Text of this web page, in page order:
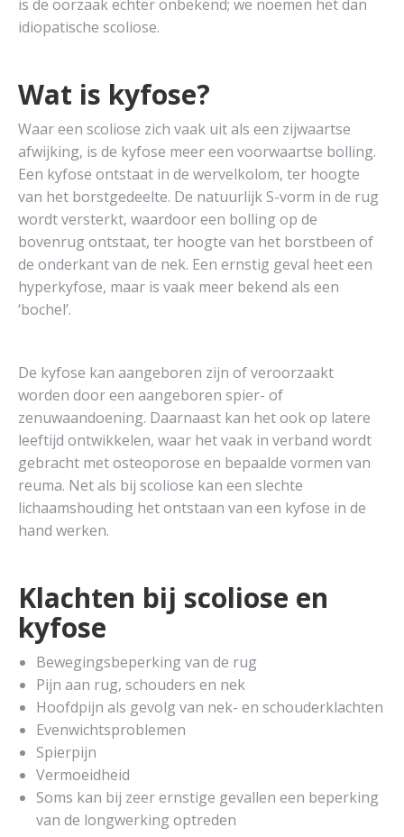
is de oorzaak echter onbekend; we noemen het dan
idiopatische scoliose.
Wat is kyfose?
Waar een scoliose zich vaak uit als een zijwaartse
afwijking, is de kyfose meer een voorwaartse bolling.
Een kyfose ontstaat in de wervelkolom, ter hoogte
van het borstgedeelte. De natuurlijk S-vorm in de rug
wordt versterkt, waardoor een bolling op de
bovenrug ontstaat, ter hoogte van het borstbeen of
de onderkant van de nek. Een ernstig geval heet een
hyperkyfose, maar is vaak meer bekend als een
‘bochel’.
De kyfose kan aangeboren zijn of veroorzaakt
worden door een aangeboren spier- of
zenuwaandoening. Daarnaast kan het ook op latere
leeftijd ontwikkelen, waar het vaak in verband wordt
gebracht met osteoporose en bepaalde vormen van
reuma. Net als bij scoliose kan een slechte
lichaamshouding het ontstaan van een kyfose in de
hand werken.
Klachten bij scoliose en
kyfose
Bewegingsbeperking van de rug
Pijn aan rug, schouders en nek
Hoofdpijn als gevolg van nek- en schouderklachten
Evenwichtsproblemen
Spierpijn
Vermoeidheid
Soms kan bij zeer ernstige gevallen een beperking
van de longwerking optreden